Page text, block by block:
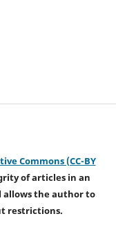
Commons (CC-BY
of articles in an
allows the author to
restrictions.